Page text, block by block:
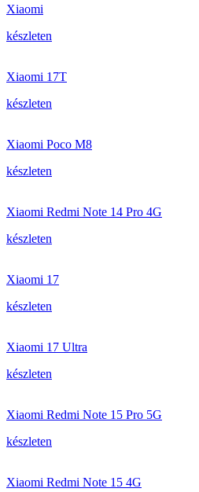
Xiaomi
készleten
Xiaomi 17T
készleten
Xiaomi Poco M8
készleten
Xiaomi Redmi Note 14 Pro 4G
készleten
Xiaomi 17
készleten
Xiaomi 17 Ultra
készleten
Xiaomi Redmi Note 15 Pro 5G
készleten
Xiaomi Redmi Note 15 4G